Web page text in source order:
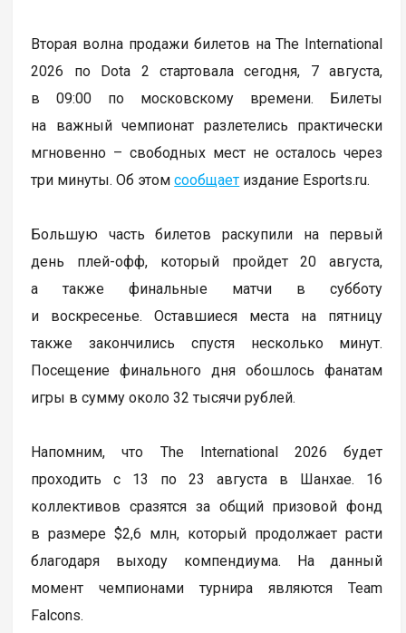
Вторая волна продажи билетов на The International
2026 по Dota 2 стартовала сегодня, 7 августа,
в 09:00 по московскому времени. Билеты
на важный чемпионат разлетелись практически
мгновенно – свободных мест не осталось через
три минуты. Об этомсообщает издание Esports.ru.
Большую часть билетов раскупили на первый
день плей-офф, который пройдет 20 августа,
а также финальные матчи в субботу
и воскресенье. Оставшиеся места на пятницу
также закончились спустя несколько минут.
Посещение финального дня обошлось фанатам
игры в сумму около 32 тысячи рублей.
Напомним, что The International 2026 будет
проходить с 13 по 23 августа в Шанхае. 16
коллективов сразятся за общий призовой фонд
в размере $2,6 млн, который продолжает расти
благодаря выходу компендиума. На данный
момент чемпионами турнира являются Team
Falcons.